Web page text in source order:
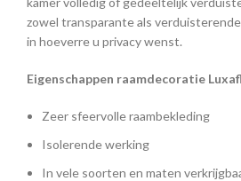
zowel transparante als
in hoeverre u privacy wenst.
Eigenschappen raamdecoratie
Zeer sfeervolle raambekleding
Isolerende werking
In vele soorten en maten